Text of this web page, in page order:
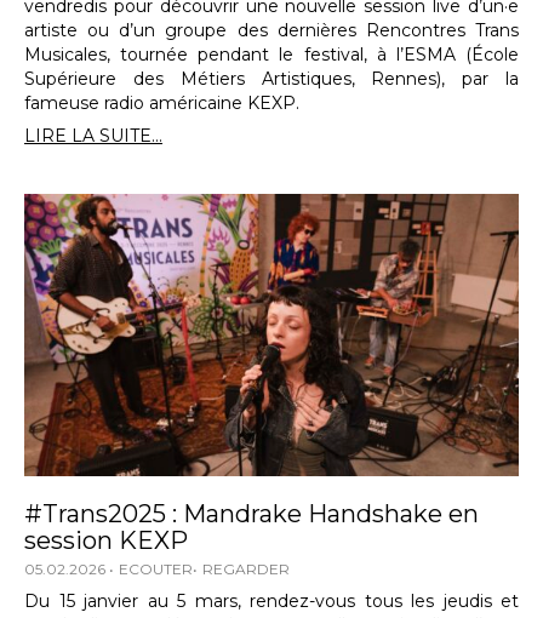
vendredis pour découvrir une nouvelle session live d’un·e
artiste ou d’un groupe des dernières Rencontres Trans
Musicales, tournée pendant le festival, à l’ESMA (École
Supérieure des Métiers Artistiques, Rennes), par la
fameuse radio américaine KEXP.
LIRE LA SUITE...
#Trans2025 : Mandrake Handshake en
session KEXP
05.02.2026 ECOUTER REGARDER
Du 15 janvier au 5 mars, rendez-vous tous les jeudis et